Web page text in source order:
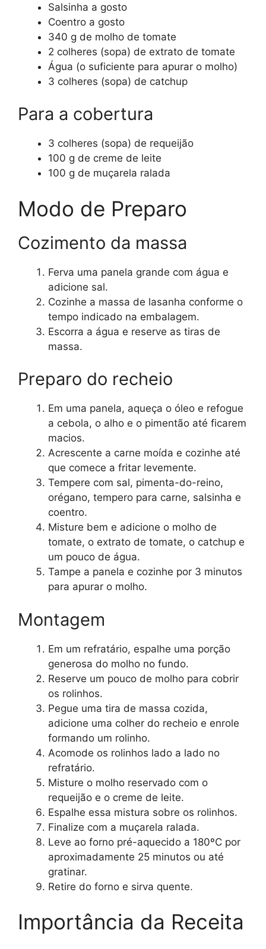
Salsinha a gosto
Coentro a gosto
340 g de molho de tomate
2 colheres (sopa) de extrato de tomate
Água (o suficiente para apurar o molho)
3 colheres (sopa) de catchup
Para a cobertura
3 colheres (sopa) de requeijão
100 g de creme de leite
100 g de muçarela ralada
Modo de Preparo
Cozimento da massa
Ferva uma panela grande com água e
adicione sal.
Cozinhe a massa de lasanha conforme o
tempo indicado na embalagem.
Escorra a água e reserve as tiras de
massa.
Preparo do recheio
Em uma panela, aqueça o óleo e refogue
a cebola, o alho e o pimentão até ficarem
macios.
Acrescente a carne moída e cozinhe até
que comece a fritar levemente.
Tempere com sal, pimenta-do-reino,
orégano, tempero para carne, salsinha e
coentro.
Misture bem e adicione o molho de
tomate, o extrato de tomate, o catchup e
um pouco de água.
Tampe a panela e cozinhe por 3 minutos
para apurar o molho.
Montagem
Em um refratário, espalhe uma porção
generosa do molho no fundo.
Reserve um pouco de molho para cobrir
os rolinhos.
Pegue uma tira de massa cozida,
adicione uma colher do recheio e enrole
formando um rolinho.
Acomode os rolinhos lado a lado no
refratário.
Misture o molho reservado com o
requeijão e o creme de leite.
Espalhe essa mistura sobre os rolinhos.
Finalize com a muçarela ralada.
Leve ao forno pré-aquecido a 180ºC por
aproximadamente 25 minutos ou até
gratinar.
Retire do forno e sirva quente.
Importância da Receita